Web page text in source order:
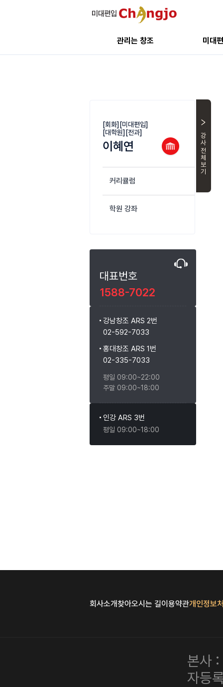
관리는 창조 미대
[회화][미대편입]
[대학원][전과]
이혜연
커리큘럼
학원 강좌
강사 전체
대표번호
1588-7022
강남창조 ARS 2번
02-592-7033
홍대창조 ARS 1번
02-335-7033
평일 09:00~22:00
주말 09:00~18:00
인강 ARS 3번
평일 09:00~18:00
회사소개찾아오시는 길이용약관개인정보
본사
자등